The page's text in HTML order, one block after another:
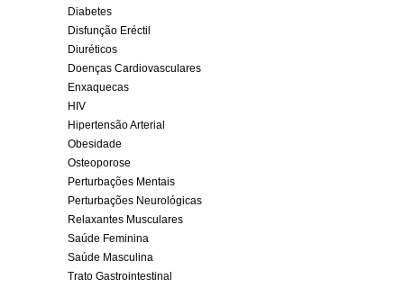
Diabetes
Disfunção Eréctil
Diuréticos
Doenças Cardiovasculares
Enxaquecas
HIV
Hipertensão Arterial
Obesidade
Osteoporose
Perturbações Mentais
Perturbações Neurológicas
Relaxantes Musculares
Saúde Feminina
Saúde Masculina
Trato Gastrointestinal